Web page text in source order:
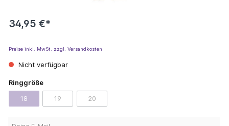
34,95 €*
Preise inkl. MwSt. zzgl. Versandkosten
Nicht verfügbar
Ringgröße
18 19 20